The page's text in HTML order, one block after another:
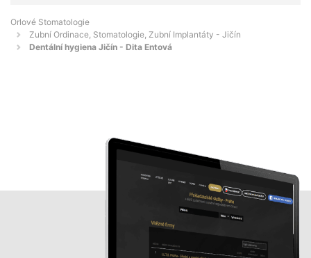
Orlové Stomatologie
Zubní Ordinace, Stomatologie, Zubní Implantáty - Jičín
Dentální hygiena Jičín - Dita Entová